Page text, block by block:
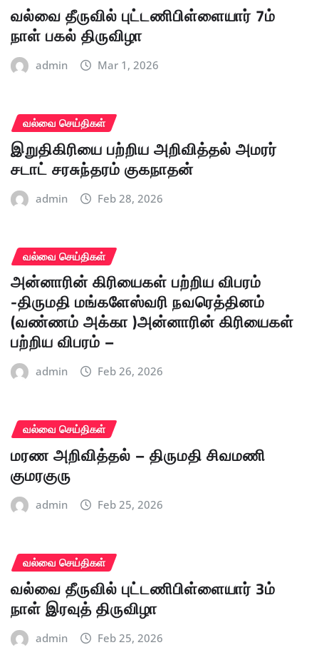
வல்வை தீருவில் புட்டணிபிள்ளையார் 7ம்
நாள் பகல் திருவிழா
admin Mar 1, 2026
வல்வை செய்திகள்
இறுதிகிரியை பற்றிய அறிவித்தல் அமரர்
சடாட் சரசுந்தரம் குகநாதன்
admin Feb 28, 2026
வல்வை செய்திகள்
அன்னாரின் கிரியைகள் பற்றிய விபரம்
-திருமதி மங்களேஸ்வரி நவரெத்தினம்
(வண்ணம் அக்கா )அன்னாரின் கிரியைகள்
பற்றிய விபரம் –
admin Feb 26, 2026
வல்வை செய்திகள்
மரண அறிவித்தல் – திருமதி சிவமணி
குமரகுரு
admin Feb 25, 2026
வல்வை செய்திகள்
வல்வை தீருவில் புட்டணிபிள்ளையார் 3ம்
நாள் இரவுத் திருவிழா
admin Feb 25, 2026